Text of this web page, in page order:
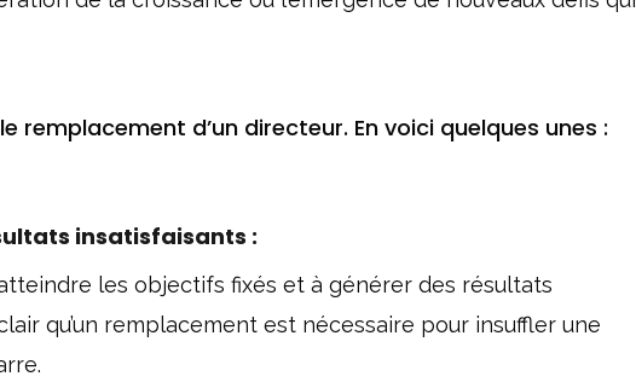
remplacement d’un directeur. En voici quelques unes :
insatisfaisants :
les objectifs fixés et à générer des résultats
qu’un remplacement est nécessaire pour insuffler une